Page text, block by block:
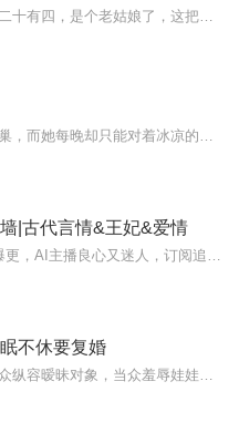
|古代言情&王妃&爱情
不休要复婚